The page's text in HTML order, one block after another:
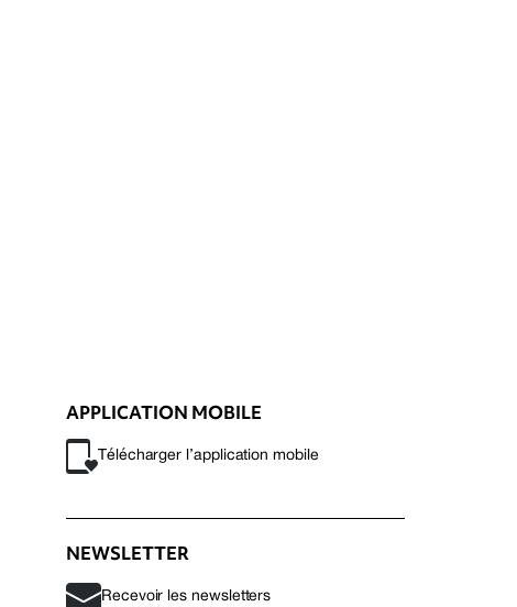
APPLICATION MOBILE
Télécharger l’application mobile
NEWSLETTER
Recevoir les newsletters